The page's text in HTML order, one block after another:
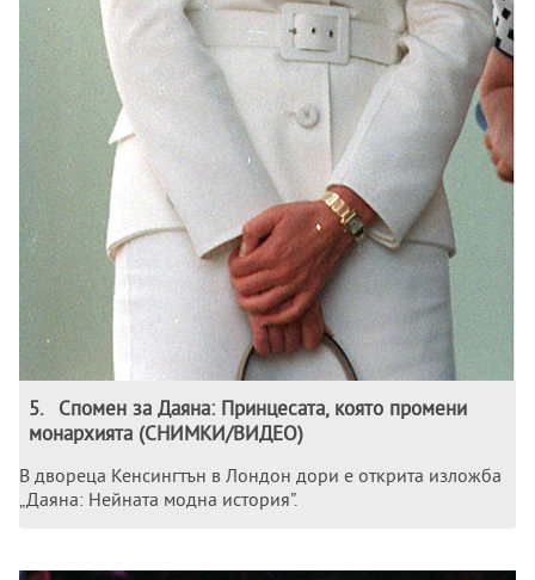
5.
Спомен за Даяна: Принцесата, която промени
монархията (СНИМКИ/ВИДЕО)
В двореца Кенсингтън в Лондон дори е открита изложба
„Даяна: Нейната модна история”.